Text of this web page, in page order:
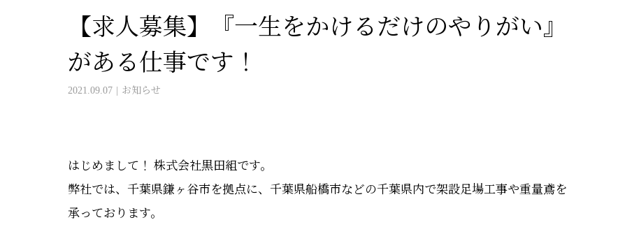
【求人募集】『一生をかけるだけのやりがい』
がある仕事です！
2021.09.07 お知らせ
はじめまして！ 株式会社黒田組です。
弊社では、千葉県鎌ヶ谷市を拠点に、千葉県船橋市などの千葉県内で架設足場工事や重量鳶を
承っております。